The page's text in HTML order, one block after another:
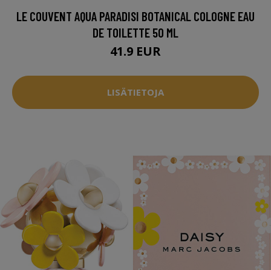
LE COUVENT AQUA PARADISI BOTANICAL COLOGNE EAU
DE TOILETTE 50 ML
41.9 EUR
LISÄTIETOJA